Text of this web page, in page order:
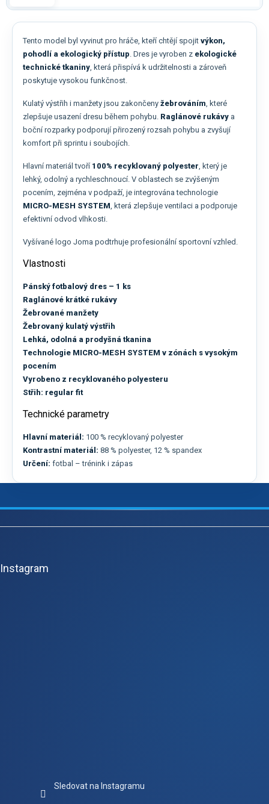
Tento model byl vyvinut pro hráče, kteří chtějí spojit výkon,
pohodlí a ekologický přístup. Dres je vyroben z ekologické
technické tkaniny, která přispívá k udržitelnosti a zároveň
poskytuje vysokou funkčnost.
Kulatý výstřih i manžety jsou zakončeny žebrováním, které
zlepšuje usazení dresu během pohybu. Raglánové rukávy a
boční rozparky podporují přirozený rozsah pohybu a zvyšují
komfort při sprintu i soubojích.
Hlavní materiál tvoří 100% recyklovaný polyester, který je
lehký, odolný a rychleschnoucí. V oblastech se zvýšeným
pocením, zejména v podpaží, je integrována technologie
MICRO-MESH SYSTEM, která zlepšuje ventilaci a podporuje
efektivní odvod vlhkosti.
Vyšívané logo Joma podtrhuje profesionální sportovní vzhled.
Vlastnosti
Pánský fotbalový dres – 1 ks
Raglánové krátké rukávy
Žebrované manžety
Žebrovaný kulatý výstřih
Lehká, odolná a prodyšná tkanina
Technologie MICRO-MESH SYSTEM v zónách s vysokým
pocením
Vyrobeno z recyklovaného polyesteru
Střih: regular fit
Technické parametry
Hlavní materiál: 100 % recyklovaný polyester
Kontrastní materiál: 88 % polyester, 12 % spandex
Určení: fotbal – trénink i zápas
Z
Instagram
Sledovat na Instagramu